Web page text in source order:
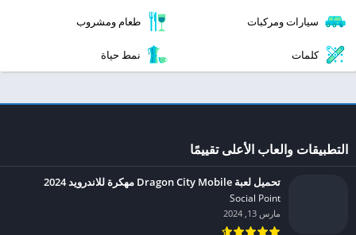
سيارات ومركبات طعام ومشروب
كلمات نمط حياة
التطبيقات والعاب الأعلى تقييمًا
تحميل لعبة Dragon City Mobile مهكرة للاندرويد 2024
Social Point‏
مارس 13, 2024